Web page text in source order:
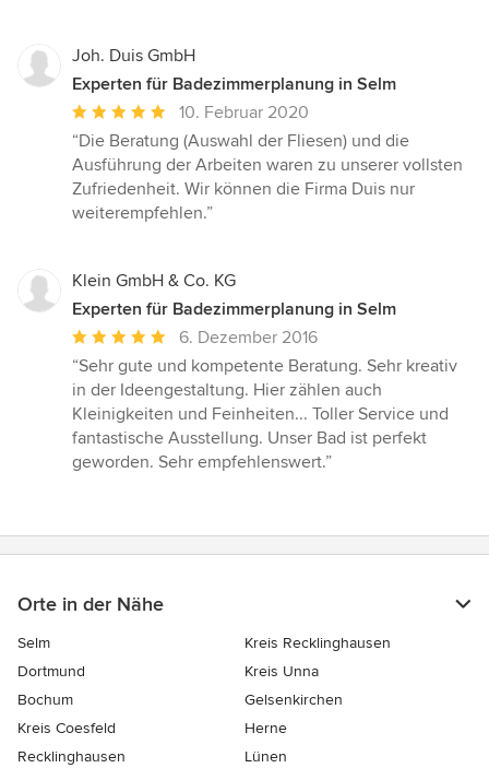
Joh. Duis GmbH
Experten für Badezimmerplanung in Selm
Durchschnittliche
Bewertung:
5
von
5
10. Februar 2020
“Die Beratung (Auswahl der Fliesen) und die
Ausführung der Arbeiten waren zu unserer vollsten
Zufriedenheit. Wir können die Firma Duis nur
weiterempfehlen.”
Klein GmbH & Co. KG
Experten für Badezimmerplanung in Selm
Durchschnittliche
Bewertung:
5
von
5
Sternen
6. Dezember 2016
“Sehr gute und kompetente Beratung. Sehr kreativ
in der Ideengestaltung. Hier zählen auch
Kleinigkeiten und Feinheiten... Toller Service und
fantastische Ausstellung. Unser Bad ist perfekt
geworden. Sehr empfehlenswert.”
Orte in der Nähe
Selm
Kreis Recklinghausen
Dortmund
Kreis Unna
Bochum
Gelsenkirchen
Kreis Coesfeld
Herne
Recklinghausen
Lünen